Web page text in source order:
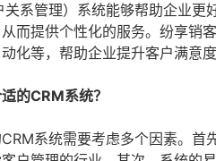
关系管理）系统能够帮助企业
而提供个性化的服务。纷享销
化等，帮助企业提升客户满意度
的CRM系统？
系统需要考虑多个因素。